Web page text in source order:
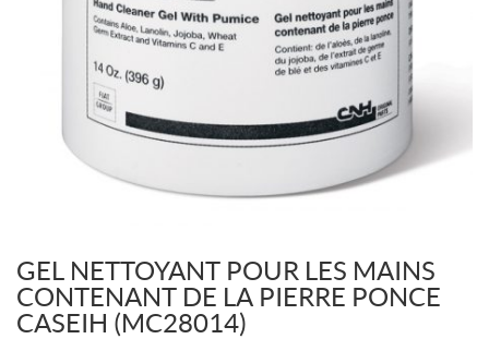
GEL NETTOYANT POUR LES MAINS
CONTENANT DE LA PIERRE PONCE
CASEIH (MC28014)